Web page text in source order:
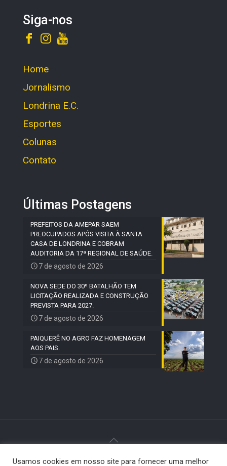
Siga-nos
Home
Jornalismo
Londrina E.C.
Esportes
Colunas
Contato
Últimas Postagens
PREFEITOS DA AMEPAR SAEM
PREOCUPADOS APÓS VISITA À SANTA
CASA DE LONDRINA E COBRAM
AUDITORIA DA 17ª REGIONAL DE SAÚDE.
7 de agosto de 2026
NOVA SEDE DO 30º BATALHÃO TEM
LICITAÇÃO REALIZADA E CONSTRUÇÃO
PREVISTA PARA 2027.
7 de agosto de 2026
PAIQUERÊ NO AGRO FAZ HOMENAGEM
AOS PAIS.
7 de agosto de 2026
© 2024 Paiquerê - Todos os direitos reservados |
Usamos cookies em nosso site para fornecer uma melhor